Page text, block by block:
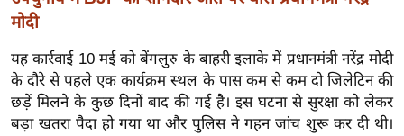
व
र्ल्ड
न्यू
ज
ब्री
फ
मोदी
यह कार्रवाई 10 मई को बेंगलुरु के बाहरी इलाके में प्रधानमंत्री नरेंद्र मोदी
के दौरे से पहले एक कार्यक्रम स्थल के पास कम से कम दो जिलेटिन की
छड़ें मिलने के कुछ दिनों बाद की गई है। इस घटना से सुरक्षा को लेकर
बड़ा खतरा पैदा हो गया था और पुलिस ने गहन जांच शुरू कर दी थी।